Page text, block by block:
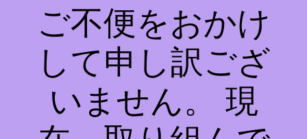
ご不便をおかけ
して申し訳ござ
いません。 現